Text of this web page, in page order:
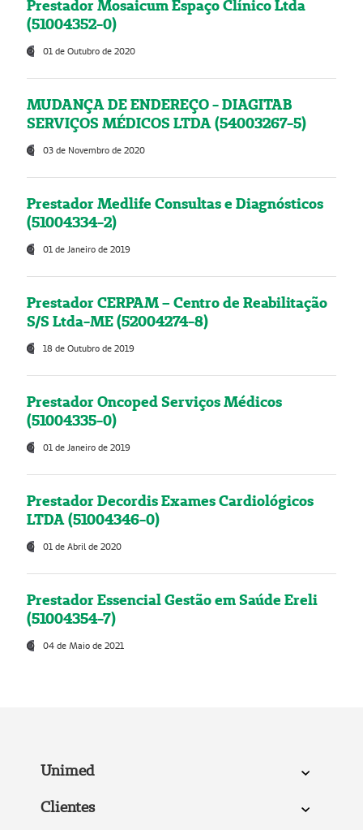
Prestador Mosaicum Espaço Clínico Ltda
(51004352-0)
01 de Outubro de 2020
MUDANÇA DE ENDEREÇO - DIAGITAB
SERVIÇOS MÉDICOS LTDA (54003267-5)
03 de Novembro de 2020
Prestador Medlife Consultas e Diagnósticos
(51004334-2)
01 de Janeiro de 2019
Prestador CERPAM – Centro de Reabilitação
S/S Ltda-ME (52004274-8)
18 de Outubro de 2019
Prestador Oncoped Serviços Médicos
(51004335-0)
01 de Janeiro de 2019
Prestador Decordis Exames Cardiológicos
LTDA (51004346-0)
01 de Abril de 2020
Prestador Essencial Gestão em Saúde Ereli
(51004354-7)
04 de Maio de 2021
Unimed
Clientes